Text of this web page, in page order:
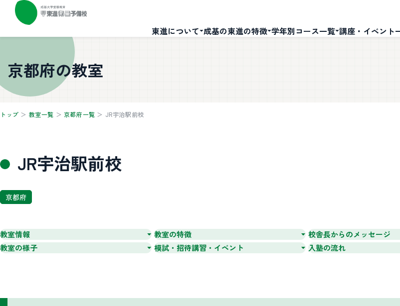
東進について 成基の東進の特徴 学年別コース一覧 講座・イベント
京都府の教室
トップ ＞ 教室一覧 ＞ 京都府一覧 ＞ JR宇治駅前校
JR宇治駅前校
京都府
教室情報 教室の特徴 校舎長からのメッセージ
教室の様子
模試・招待講習・イベント 入塾の流れ